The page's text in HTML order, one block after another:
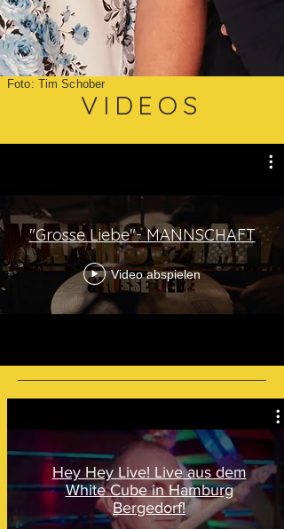
VIDEOS
Foto: Tim Schober
"Grosse Liebe"- MANNSCHAFT
Video abspielen
Hey Hey Live! Live aus dem
White Cube in Hamburg
Bergedorf!